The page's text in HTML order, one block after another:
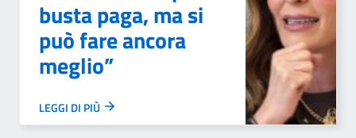
busta paga, ma si
può fare ancora
meglio”
LEGGI DI PIÙ